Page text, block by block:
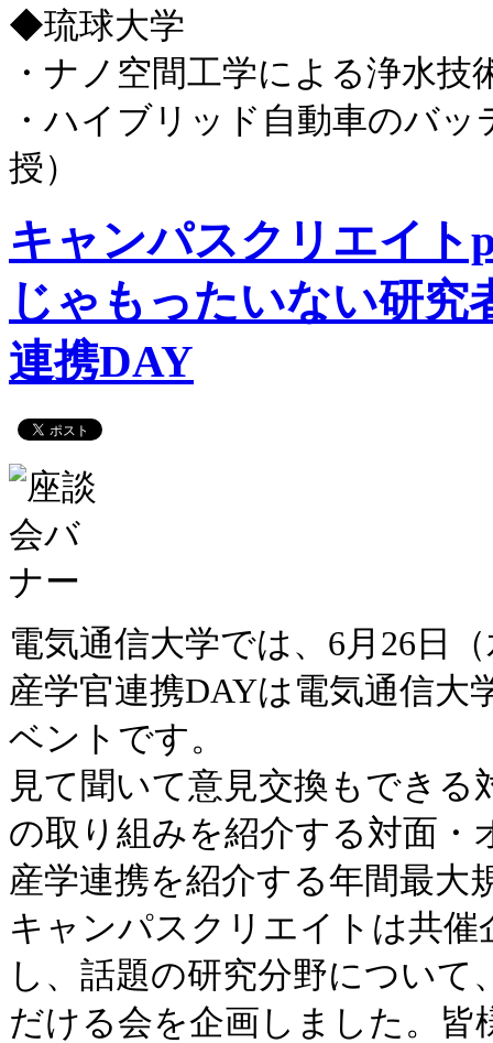
◆琉球大学
・ナノ空間工学による浄水
・ハイブリッド自動車のバ
授）
キャンパスクリエイト
じゃもったいない研究
連携DAY
電気通信大学では、6月26日
産学官連携DAYは電気通信大
ベントです。
見て聞いて意見交換もでき
の取り組みを紹介する対面
産学連携を紹介する年間最大
キャンパスクリエイトは共
し、話題の研究分野につい
だける会を企画しました。